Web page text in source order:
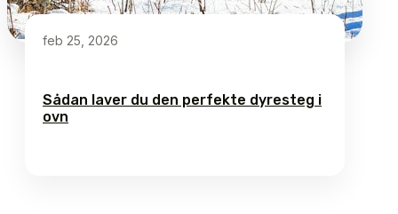
feb 25, 2026
Sådan laver du den perfekte dyresteg i
ovn